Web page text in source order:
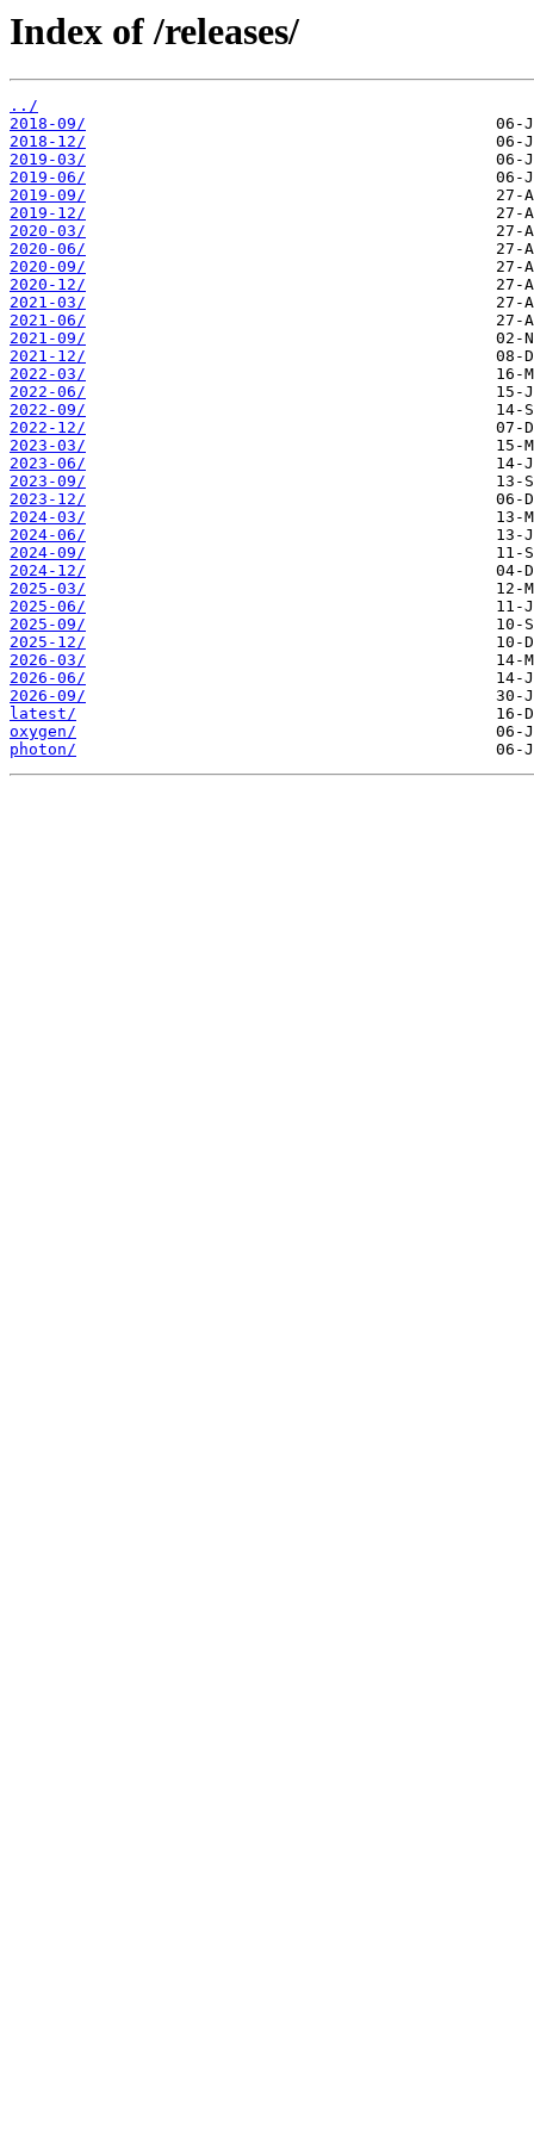
Index of /releases/
../
2018-09/
2018-12/
2019-03/
2019-06/
2019-09/
2019-12/
2020-03/
2020-06/
2020-09/
2020-12/
2021-03/
2021-06/
2021-09/
2021-12/
2022-03/
2022-06/
2022-09/
2022-12/
2023-03/
2023-06/
2023-09/
2023-12/
2024-03/
2024-06/
2024-09/
2024-12/
2025-03/
2025-06/
2025-09/
2025-12/
2026-03/
2026-06/
2026-09/
latest/
oxygen/
photon/